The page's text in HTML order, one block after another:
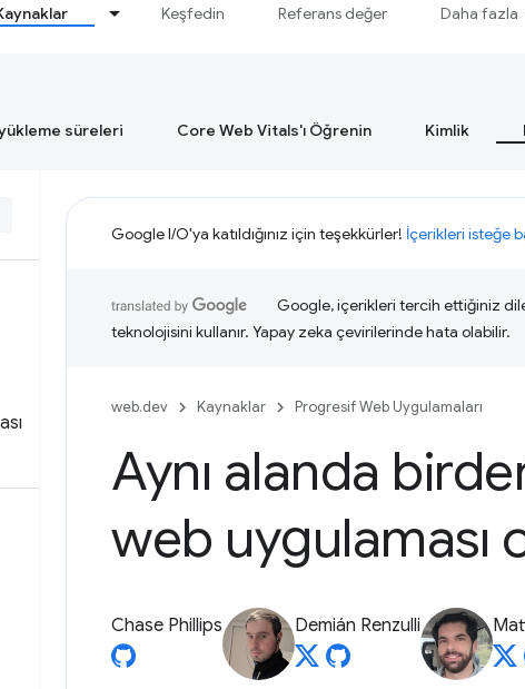
Keşfedin Referans değer Daha fazla
yükleme süreleri Core Web Vitals'ı Öğrenin Kimlik
Google I/O'ya katıldığınız için teşekkürler! İçerikleri isteğe
Google, içerikleri tercih ettiğiniz
teknolojisini kullanır. Yapay zeka çevirilerinde hata olabilir.
web.dev Kaynaklar Progresif Web Uygulamaları
Aynı alanda
web uygulaması
Chase Phillips Demián Renzulli